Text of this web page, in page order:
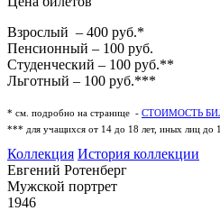
Взрослый – 400 руб.*
Пенсионный – 100 руб.
Студенческий – 100 руб.**
Льготный – 100 руб.***
* см. подробно на странице - СТОИМОСТЬ
*** для учащихся от 14 до 18 лет, иных лиц до
Коллекция История коллекции
Евгений Ротенберг
Мужской портрет
1946